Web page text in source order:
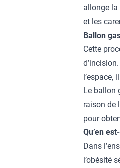
allonge la
et les
Ballon
Cette
l’espace,
Le ballon
raison de
pour
Qu’en
Dans
l’obésité